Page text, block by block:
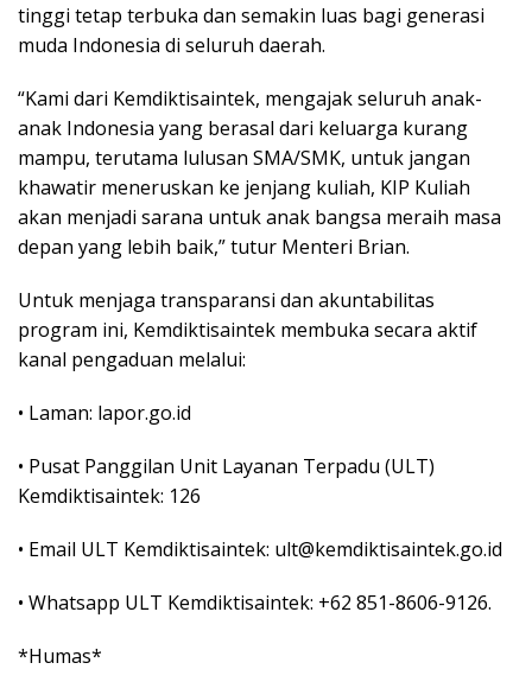
tinggi tetap terbuka dan semakin luas bagi generasi
muda Indonesia di seluruh daerah.
“Kami dari Kemdiktisaintek, mengajak seluruh anak-
anak Indonesia yang berasal dari keluarga kurang
mampu, terutama lulusan SMA/SMK, untuk jangan
khawatir meneruskan ke jenjang kuliah, KIP Kuliah
akan menjadi sarana untuk anak bangsa meraih masa
depan yang lebih baik,” tutur Menteri Brian.
Untuk menjaga transparansi dan akuntabilitas
program ini, Kemdiktisaintek membuka secara aktif
kanal pengaduan melalui:
• Laman: lapor.go.id
• Pusat Panggilan Unit Layanan Terpadu (ULT)
Kemdiktisaintek: 126
• Email ULT Kemdiktisaintek: ult@kemdiktisaintek.go.id
• Whatsapp ULT Kemdiktisaintek: +62 851-8606-9126.
*Humas*